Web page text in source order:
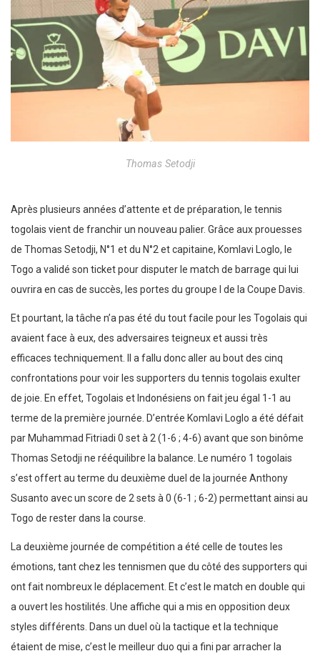
Thomas Setodji
Après plusieurs années d’attente et de préparation, le tennis
togolais vient de franchir un nouveau palier. Grâce aux prouesses
de Thomas Setodji, N°1 et du N°2 et capitaine, Komlavi Loglo, le
Togo a validé son ticket pour disputer le match de barrage qui lui
ouvrira en cas de succès, les portes du groupe I de la Coupe Davis.
Et pourtant, la tâche n’a pas été du tout facile pour les Togolais qui
avaient face à eux, des adversaires teigneux et aussi très
efficaces techniquement. Il a fallu donc aller au bout des cinq
confrontations pour voir les supporters du tennis togolais exulter
de joie. En effet, Togolais et Indonésiens on fait jeu égal 1-1 au
terme de la première journée. D’entrée Komlavi Loglo a été défait
par Muhammad Fitriadi 0 set à 2 (1-6 ; 4-6) avant que son binôme
Thomas Setodji ne rééquilibre la balance. Le numéro 1 togolais
s’est offert au terme du deuxième duel de la journée Anthony
Susanto avec un score de 2 sets à 0 (6-1 ; 6-2) permettant ainsi au
Togo de rester dans la course.
La deuxième journée de compétition a été celle de toutes les
émotions, tant chez les tennismen que du côté des supporters qui
ont fait nombreux le déplacement. Et c’est le match en double qui
a ouvert les hostilités. Une affiche qui a mis en opposition deux
styles différents. Dans un duel où la tactique et la technique
étaient de mise, c’est le meilleur duo qui a fini par arracher la